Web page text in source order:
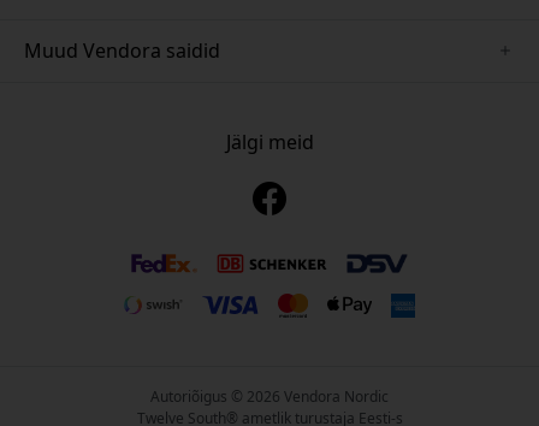
Muud Vendora saidid
www.pipetto.se
Jälgi meid
Autoriõigus © 2026 Vendora Nordic
Twelve South® ametlik turustaja Eesti-s